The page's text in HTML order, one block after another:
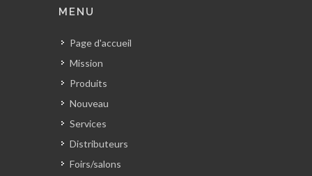
MENU
Page d'accueil
Mission
Produits
Nouveau
Services
Distributeurs
Foirs/salons